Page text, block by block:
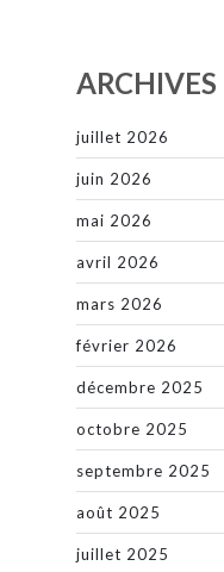
ARCHIVES
juillet 2026
juin 2026
mai 2026
avril 2026
mars 2026
février 2026
décembre 2025
octobre 2025
septembre 2025
août 2025
juillet 2025